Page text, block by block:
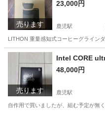
売ります
23,000円
鹿児駅
LITHON 重量感知式コーヒーグライン
高知 高知市
売ります
Intel CORE
48,000円
鹿児駅
自作用で買いましたが、組む予定が無